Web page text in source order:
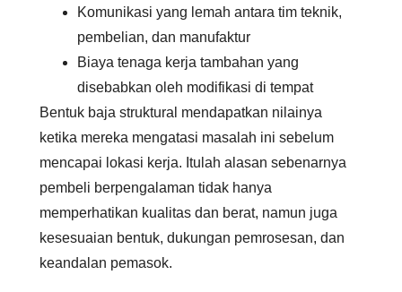
Komunikasi yang lemah antara tim teknik,
pembelian, dan manufaktur
Biaya tenaga kerja tambahan yang
disebabkan oleh modifikasi di tempat
Bentuk baja struktural mendapatkan nilainya
ketika mereka mengatasi masalah ini sebelum
mencapai lokasi kerja. Itulah alasan sebenarnya
pembeli berpengalaman tidak hanya
memperhatikan kualitas dan berat, namun juga
kesesuaian bentuk, dukungan pemrosesan, dan
keandalan pemasok.